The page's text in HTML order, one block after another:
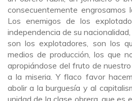
consecuentemente engrosamos
Los enemigos de los
independencia de su
son los explotadores, son los
medios de producción, los que
apropiándose del fruto de
a la miseria. Y flaco favor
abolir a la burguesía y al
unidad de la clase obrera, que es